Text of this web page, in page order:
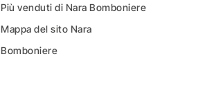
Più venduti di Nara Bomboniere
Mappa del sito Nara
Bomboniere